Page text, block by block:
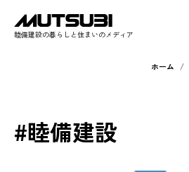
睦備建設の暮らしと住まいのメディア
ホーム
#睦備建設